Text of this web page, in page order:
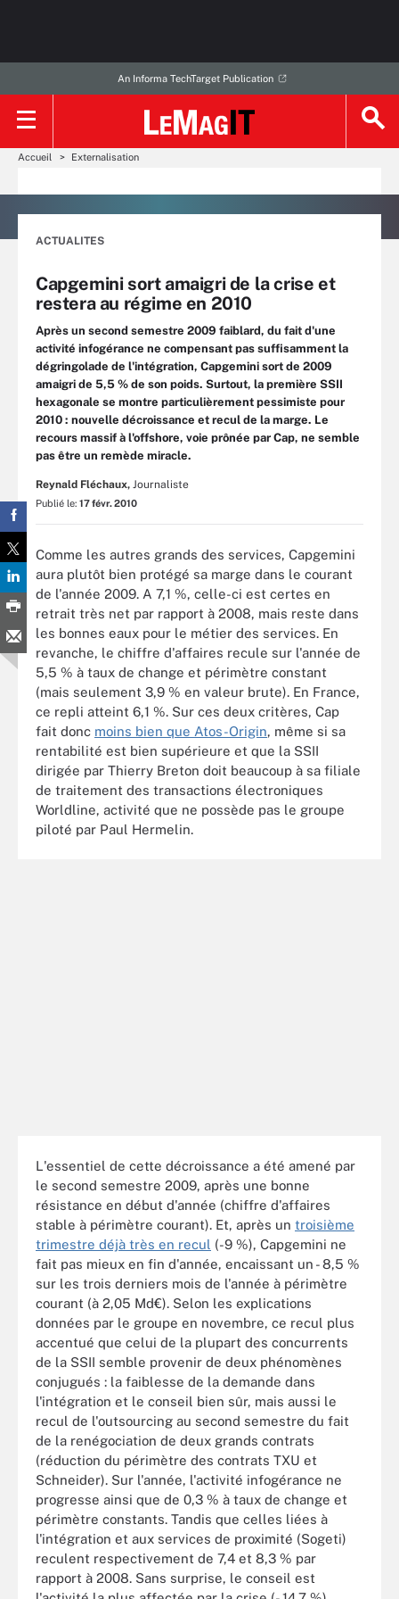
An Informa TechTarget Publication
Accueil Externalisation
ACTUALITES
Capgemini sort amaigri de la crise et
restera au régime en 2010
Après un second semestre 2009 faiblard, du fait d'une
activité infogérance ne compensant pas suffisamment la
dégringolade de l'intégration, Capgemini sort de 2009
amaigri de 5,5 % de son poids. Surtout, la première SSII
hexagonale se montre particulièrement pessimiste pour
2010 : nouvelle décroissance et recul de la marge. Le
recours massif à l'offshore, voie prônée par Cap, ne semble
pas être un remède miracle.
Reynald Fléchaux, Journaliste
Publié le: 17 févr. 2010
Comme les autres grands des services, Capgemini
aura plutôt bien protégé sa marge dans le courant
de l'année 2009. A 7,1 %, celle-ci est certes en
retrait très net par rapport à 2008, mais reste dans
les bonnes eaux pour le métier des services. En
revanche, le chiffre d'affaires recule sur l'année de
5,5 % à taux de change et périmètre constant
(mais seulement 3,9 % en valeur brute). En France,
ce repli atteint 6,1 %. Sur ces deux critères, Cap
fait donc moins bien que Atos-Origin, même si sa
rentabilité est bien supérieure et que la SSII
dirigée par Thierry Breton doit beaucoup à sa filiale
de traitement des transactions électroniques
Worldline, activité que ne possède pas le groupe
piloté par Paul Hermelin.
L'essentiel de cette décroissance a été amené par
le second semestre 2009, après une bonne
résistance en début d'année (chiffre d'affaires
stable à périmètre courant). Et, après un troisième
trimestre déjà très en recul (-9 %), Capgemini ne
fait pas mieux en fin d'année, encaissant un - 8,5 %
sur les trois derniers mois de l'année à périmètre
courant (à 2,05 Md€). Selon les explications
données par le groupe en novembre, ce recul plus
accentué que celui de la plupart des concurrents
de la SSII semble provenir de deux phénomènes
conjugués : la faiblesse de la demande dans
l'intégration et le conseil bien sûr, mais aussi le
recul de l'outsourcing au second semestre du fait
de la renégociation de deux grands contrats
(réduction du périmètre des contrats TXU et
Schneider). Sur l'année, l'activité infogérance ne
progresse ainsi que de 0,3 % à taux de change et
périmètre constants. Tandis que celles liées à
l'intégration et aux services de proximité (Sogeti)
reculent respectivement de 7,4 et 8,3 % par
rapport à 2008. Sans surprise, le conseil est